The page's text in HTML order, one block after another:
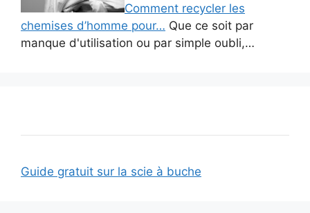
Comment recycler les
chemises d’homme pour… Que ce soit par
manque d'utilisation ou par simple oubli,…
Guide gratuit sur la scie à buche